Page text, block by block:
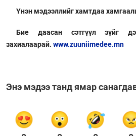
Үнэн мэдээллийг хамтдаа
Бие даасан сэтгүүл зүйг
захиалаарай. www.zuuniimedee.mn
Энэ мэдээ танд ямар